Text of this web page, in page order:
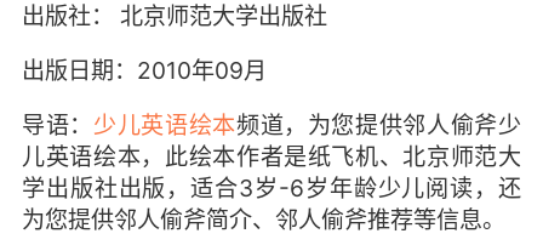
出版社： 北京师范大学出版社
出版日期：2010年09月
导语： 少儿英语绘本频道，为您提供邻人偷斧少
儿英语绘本，此绘本作者是纸飞机、北京师范大
学出版社出版，适合3岁-6岁年龄少儿阅读，还
为您提供邻人偷斧简介、邻人偷斧推荐等信息。